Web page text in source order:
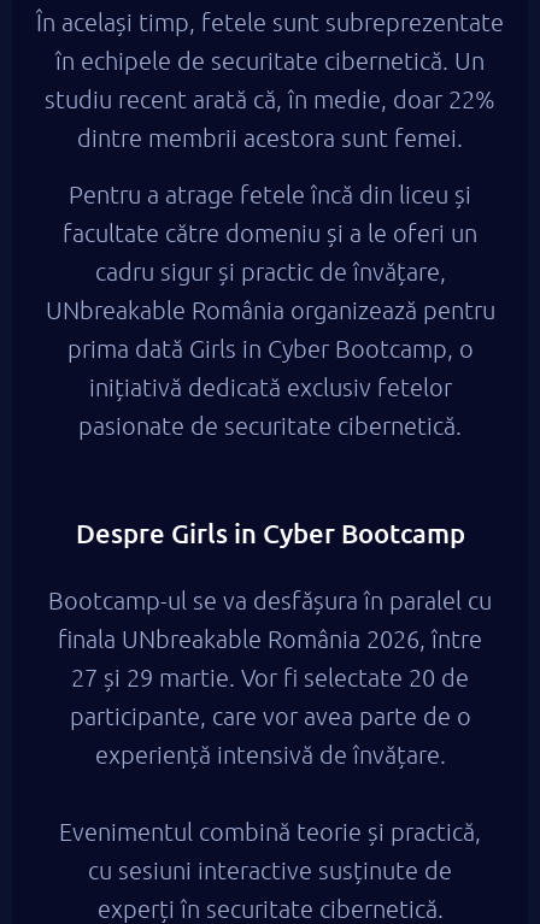
În același timp, fetele sunt subreprezentate
în echipele de securitate cibernetică. Un
studiu recent arată că, în medie, doar 22%
dintre membrii acestora sunt femei.
Pentru a atrage fetele încă din liceu și
facultate către domeniu și a le oferi un
cadru sigur și practic de învățare,
UNbreakable România organizează pentru
prima dată Girls in Cyber Bootcamp, o
inițiativă dedicată exclusiv fetelor
pasionate de securitate cibernetică.
Despre Girls in Cyber Bootcamp
Bootcamp-ul se va desfășura în paralel cu
finala UNbreakable România 2026, între
27 și 29 martie. Vor fi selectate 20 de
participante, care vor avea parte de o
experiență intensivă de învățare.
Evenimentul combină teorie și practică,
cu sesiuni interactive susținute de
experți în securitate cibernetică.